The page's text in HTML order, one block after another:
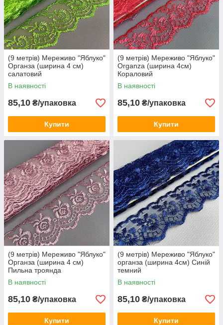
(9 метрів) Мереживо "Яблуко"
Органза (ширина 4 см)
салатовий
В наявності
85,10 ₴/упаковка
Купити
(9 метрів) Мереживо "Яблуко"
Organza (ширина 4см)
Кораловий
В наявності
85,10 ₴/упаковка
Купити
(9 метрів) Мереживо "Яблуко"
Органза (ширина 4 см)
Пильна троянда
В наявності
85,10 ₴/упаковка
Купити
(9 метрів) Мереживо "Яблуко"
органза (ширина 4см) Синій
темний
В наявності
85,10 ₴/упаковка
Купити